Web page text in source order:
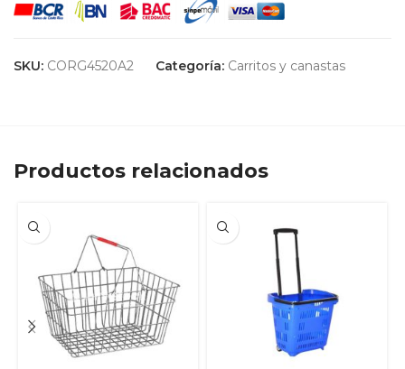
SKU: CORG4520A2 Categoría: Carritos y canastas
Productos relacionados